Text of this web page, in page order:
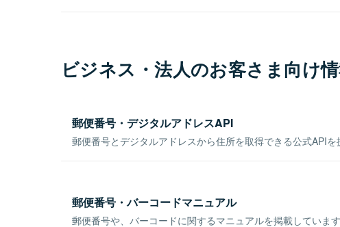
ビジネス・法人のお客さま向け
郵便番号・デジタルアドレスAPI
郵便番号とデジタルアドレスから住所を取得できる公式APIを
郵便番号・バーコードマニュアル
郵便番号や、バーコードに関するマニュアルを掲載しています